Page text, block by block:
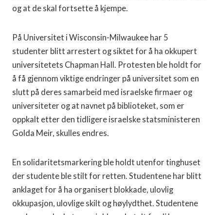
og at de skal fortsette å kjempe.
På Universitet i Wisconsin-Milwaukee har 5
studenter blitt arrestert og siktet for å ha okkupert
universitetets Chapman Hall. Protesten ble holdt for
å få gjennom viktige endringer på universitet som en
slutt på deres samarbeid med israelske firmaer og
universiteter og at navnet på biblioteket, som er
oppkalt etter den tidligere israelske statsministeren
Golda Meir, skulles endres.
En solidaritetsmarkering ble holdt utenfor tinghuset
der studente ble stilt for retten. Studentene har blitt
anklaget for å ha organisert blokkade, ulovlig
okkupasjon, ulovlige skilt og høylydthet. Studentene